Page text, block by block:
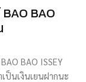
BAO
BAO ISSEY
ป็นเงินเยนฝากนะ